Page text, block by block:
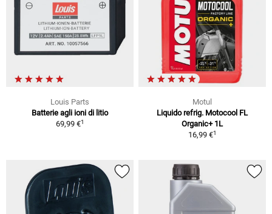
Louis Parts
Batterie agli ioni di litio
69,99 €1
Motul
Liquido refrig. Motocool FL
Organic+ 1L
16,99 €1